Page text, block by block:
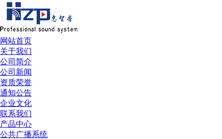
网站首页
关于我们
公司简介
公司新闻
资质荣誉
通知公告
企业文化
联系我们
产品中心
公共广播系统